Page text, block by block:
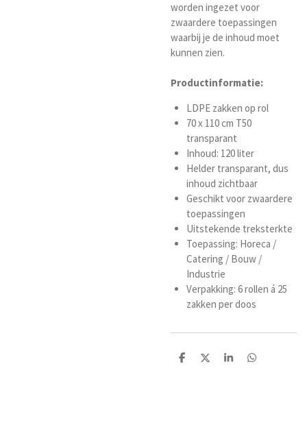
worden ingezet voor
zwaardere toepassingen
waarbij je de inhoud moet
kunnen zien.
Productinformatie:
LDPE zakken op rol
70 x 110 cm T50
transparant
Inhoud: 120 liter
Helder transparant, dus
inhoud zichtbaar
Geschikt voor zwaardere
toepassingen
Uitstekende treksterkte
Toepassing: Horeca /
Catering / Bouw /
Industrie
Verpakking: 6 rollen á 25
zakken per doos
D
D
S
D